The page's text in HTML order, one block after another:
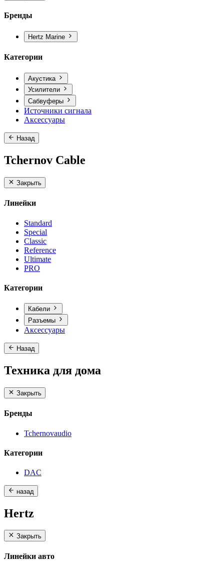
Бренды
Hertz Marine
Категории
Акустика
Усилители
Сабвуферы
Источники сигнала
Аксессуары
Назад
Tchernov Cable
Закрыть
Линейки
Standard
Special
Classic
Reference
Ultimate
PRO
Категории
Кабели
Разъемы
Аксессуары
Назад
Техника для дома
Закрыть
Бренды
Tchernovaudio
Категории
DAC
назад
Hertz
Закрыть
Линейки авто